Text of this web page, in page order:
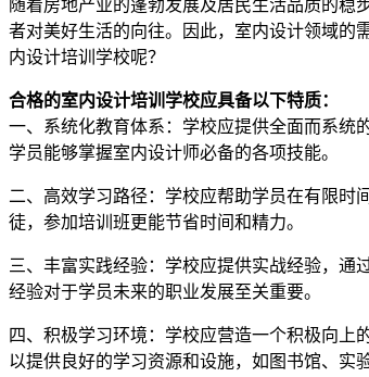
随着房地产业的蓬勃发展及居民生活品质的稳
者对美好生活的向往。因此，室内设计领域的
内设计培训学校呢？
合格的室内设计培训学校应具备以下特质：
一、系统化教育体系：学校应提供全面而系统
学员能够掌握室内设计师必备的各项技能。
二、高效学习路径：学校应帮助学员在有限时
徒，参加培训班更能节省时间和精力。
三、丰富实践经验：学校应提供实战经验，通
经验对于学员未来的职业发展至关重要。
四、积极学习环境：学校应营造一个积极向上
以提供良好的学习资源和设施，如图书馆、实